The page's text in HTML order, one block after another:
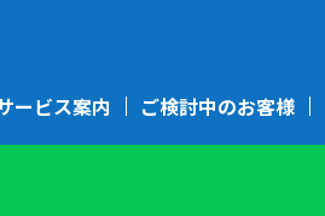
ービス案内 ご検討中のお客様